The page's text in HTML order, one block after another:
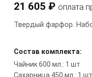
21 605 ₽ оплата
Твердый фарфор.
Состав комплекта:
Чайник 600 мл.: 1 шт
Сахарница 450 мл.: 1 шт